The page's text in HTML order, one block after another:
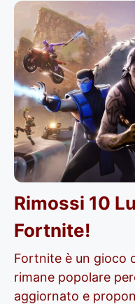
Rimossi 10
Fortnite!
Fortnite è un gioco
rimane popolare
aggiornato e